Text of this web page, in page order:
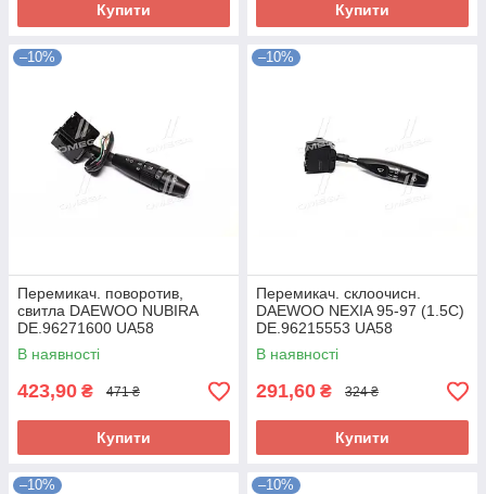
Купити Купити
–10%
Перемикач. поворотив,
свитла DAEWOO NUBIRA
DE.96271600 UA58
В наявності
423,90 ₴ 471 ₴
Купити
–10%
Перемикач. склоочисн.
DAEWOO NEXIA 95-97 (1.5C)
DE.96215553 UA58
В наявності
291,60 ₴ 324 ₴
Купити
–10% –10%